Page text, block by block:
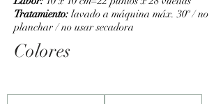
Tratamiento: lavado a máquina máx. 30º / no
planchar / no usar secadora
Colores